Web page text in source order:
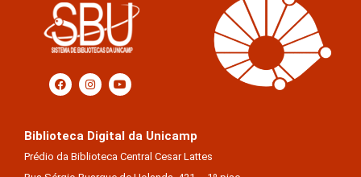
Biblioteca Digital da Unicamp
Prédio da Biblioteca Central Cesar Lattes